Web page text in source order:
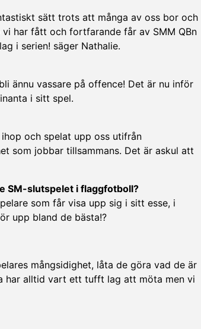
sätt trots att många av oss bor och
har fått och fortfarande får av SMM QBn
i serien! säger Nathalie.
ännu vassare på offence! Det är nu inför
i sitt spel.
och spelat upp oss utifrån
som jobbar tillsammans. Det är askul att
SM-slutspelet i flaggfotboll?
som får visa upp sig i sitt esse, i
upp bland de bästa!?
mångsidighet, låta de göra vad de är
har alltid vart ett tufft lag att möta men vi